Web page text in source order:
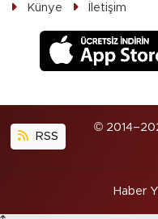
Künye İletişim
RSS
©
Haber